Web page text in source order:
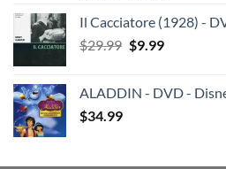
was:
$29.99.
is:
Il Cacciatore (1928) -
$29.99 Original
$29.99.
$9.99Current
$9.99.
ALADDIN - DVD -
$34.99